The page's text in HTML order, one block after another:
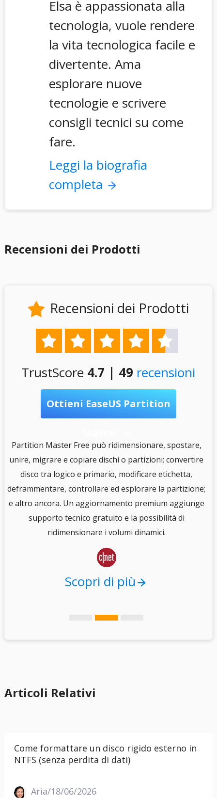
Elsa è appassionata alla
tecnologia, vuole rendere
la vita tecnologica facile e
divertente. Ama
esplorare nuove
tecnologie e scrivere
consigli tecnici su come
fare.
Leggi la biografia
completa
Recensioni dei Prodotti
 Recensioni dei Prodotti
    
TrustScore 4.7 | 49 recensioni
Ottieni EaseUS Partition
Partition Master Free può ridimensionare, spostare,
unire, migrare e copiare dischi o partizioni; convertire
disco tra logico e primario, modificare etichetta,
deframmentare, controllare ed esplorare la partizione;
e altro ancora. Un aggiornamento premium aggiunge
supporto tecnico gratuito e la possibilità di
ridimensionare i volumi dinamici.

Scopri di più
Articoli Relativi
Come formattare un disco rigido esterno in
NTFS (senza perdita di dati)
Aria/18/06/2026